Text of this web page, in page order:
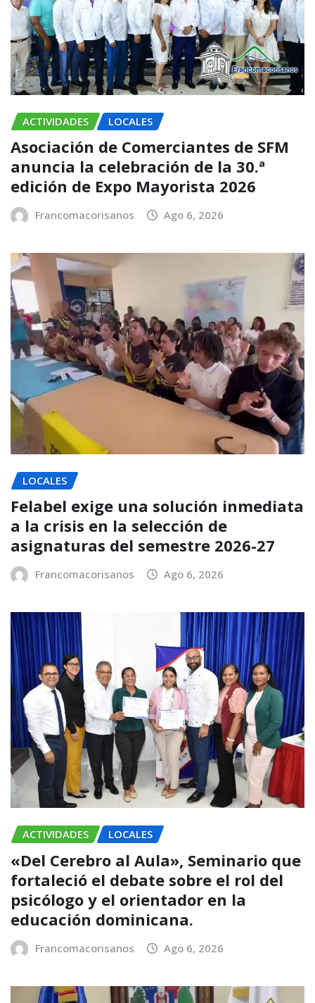
ACTIVIDADES LOCALES
Asociación de Comerciantes de SFM
anuncia la celebración de la 30.ª
edición de Expo Mayorista 2026
Francomacorisanos Ago 6, 2026
LOCALES
Felabel exige una solución inmediata
a la crisis en la selección de
asignaturas del semestre 2026-27
Francomacorisanos Ago 6, 2026
ACTIVIDADES LOCALES
«Del Cerebro al Aula», Seminario que
fortaleció el debate sobre el rol del
psicólogo y el orientador en la
educación dominicana.
Francomacorisanos Ago 6, 2026